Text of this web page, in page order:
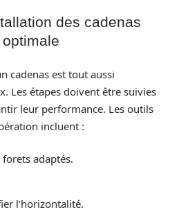
des cadenas
cadenas est tout aussi
Les étapes doivent être suivies
leur performance. Les outils
incluent :
adaptés.
l’horizontalité.